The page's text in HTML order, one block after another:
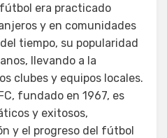
era practicado
y en comunidades
tiempo, su popularidad
llevando a la
clubes y equipos locales.
fundado en 1967, es
y exitosos,
y el progreso del fútbol